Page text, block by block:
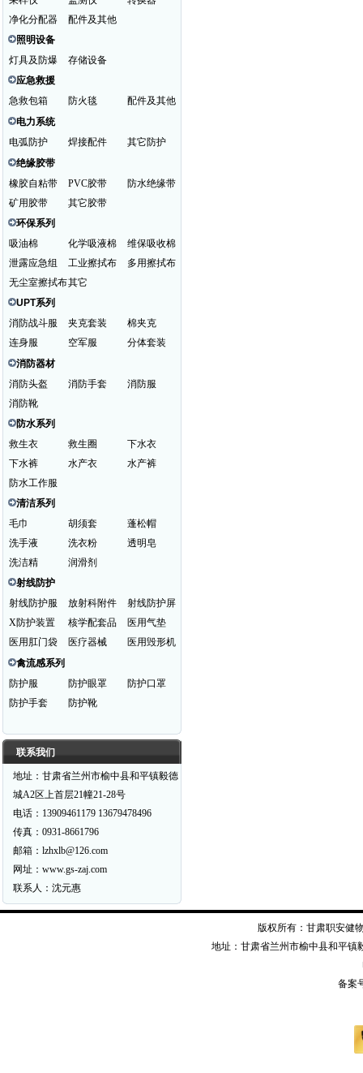
净化分配器
配件及其他
照明设备
灯具及防爆
存储设备
应急救援
急救包箱
防火毯
配件及其他
电力系统
电弧防护
焊接配件
其它防护
绝缘胶带
橡胶自粘带
PVC胶带
防水绝缘带
矿用胶带
其它胶带
环保系列
吸油棉
化学吸液棉
维保吸收棉
泄露应急组
工业擦拭布
多用擦拭布
无尘室擦拭布其它
UPT系列
消防战斗服
夹克套装
棉夹克
连身服
空军服
分体套装
消防器材
消防头盔
消防手套
消防服
消防靴
防水系列
救生衣
救生圈
下水衣
下水裤
水产衣
水产裤
防水工作服
清洁系列
毛巾
胡须套
蓬松帽
洗手液
洗衣粉
透明皂
洗洁精
润滑剂
射线防护
射线防护服
放射科附件
射线防护屏
X防护装置
核学配套品
医用气垫
医用肛门袋
医疗器械
医用毁形机
禽流感系列
防护服
防护眼罩
防护口罩
防护手套
防护靴
联系我们
地址：甘肃省兰州市榆中县和平镇毅德
城A2区上首层21幢21-28号
电话：13909461179 13679478496
传真：0931-8661796
邮箱：lzhxlb@126.com
网址：www.gs-zaj.com
联系人：沈元惠
版权所有：甘肃职安健
地址：甘肃省兰州市榆中县和平镇
备案